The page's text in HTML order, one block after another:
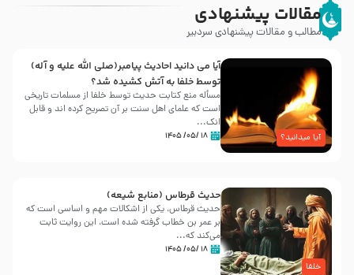
مقالات پیشنهادی
مطالب و مقالات پیشنهادی سردبیر
آیا میدانید؟
آیا می دانید احادیث پیامبر(صلی الله علیه و آله)
توسط خلفا به آتش کشیده شد؟
مسأله منع کتابت حدیث توسط خلفا از مسلمات تاریخی
است که علمای اهل سنت بر آن تصریح کرده اند و قابل
انک...
۱۸ /۰۵/ ۱۴۰۵
خلفا
حدیث قرطاس (منابع شیعه)
حدیث قرطاس، یکی از اشکالات مهم و اساسی است که
بر عمر بن خطاب گرفته شده است، این روایت ثابت
می‌کند که...
۱۸ /۰۵/ ۱۴۰۵